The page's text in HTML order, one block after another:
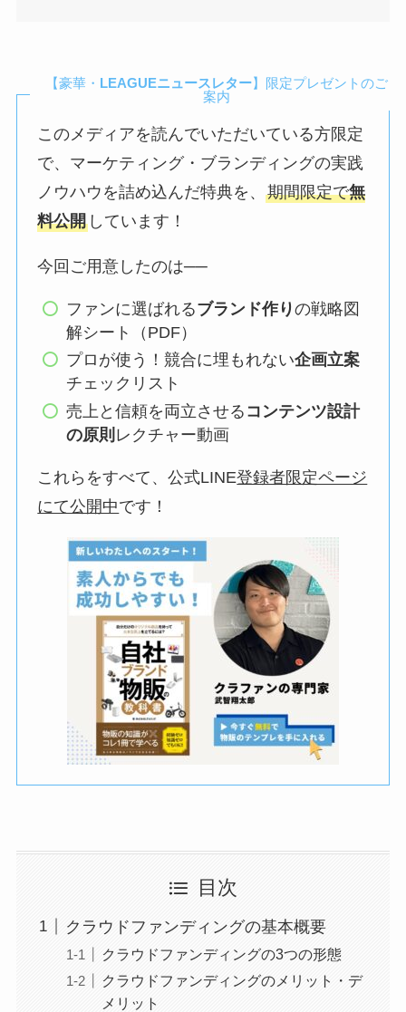
【豪華・ LEAGUEニュースレター】限定プレゼントのご
案内
このメディアを読んでいただいている方限定
で、マーケティング・ブランディングの実践
ノウハウを詰め込んだ特典を、期間限定で無
料公開 しています！
今回ご用意したのは──
ファンに選ばれるブランド作りの戦略図
解シート（PDF）
プロが使う！競合に埋もれない企画立案
チェックリスト
売上と信頼を両立させる コンテンツ設計
の原則 レクチャー動画
これらをすべて、公式LINE登録者限定ページ
にて公開中です！
目次
クラウドファンディングの基本概要
クラウドファンディングの3つの形態
クラウドファンディングのメリット・デ
メリット